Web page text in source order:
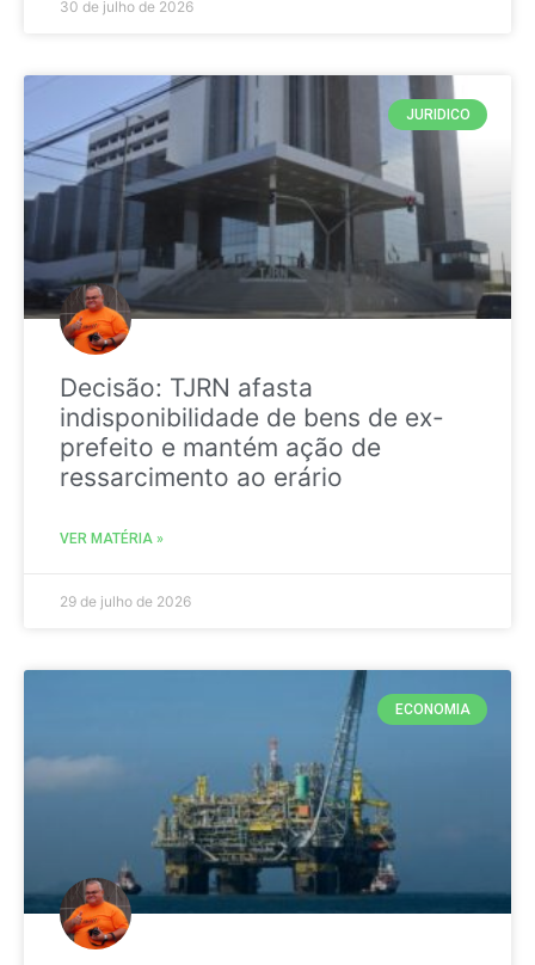
30 de julho de 2026
JURIDICO
Decisão: TJRN afasta
indisponibilidade de bens de ex-
prefeito e mantém ação de
ressarcimento ao erário
VER MATÉRIA »
29 de julho de 2026
ECONOMIA